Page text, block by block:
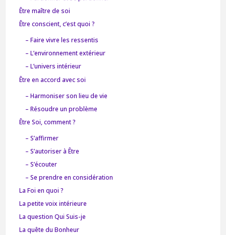
Être maître de soi
Être conscient, c’est quoi ?
– Faire vivre les ressentis
– L’environnement extérieur
– L’univers intérieur
Être en accord avec soi
– Harmoniser son lieu de vie
– Résoudre un problème
Être Soi, comment ?
– S’affirmer
– S’autoriser à Être
– S’écouter
– Se prendre en considération
La Foi en quoi ?
La petite voix intérieure
La question Qui Suis-je
La quête du Bonheur